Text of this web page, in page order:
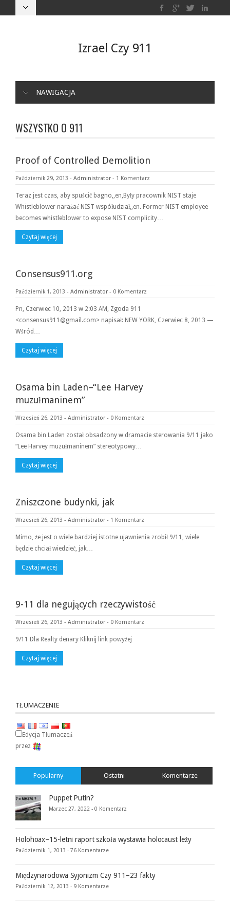
Izrael Czy 911
NAWIGACJA
WSZYSTKO O 911
Proof of Controlled Demolition
Październik 29, 2013 - Administrator - 1 Komentarz
Teraz jest czas, aby spuścić bagno,,en,Były pracownik NIST staje
Whistleblower narażać NIST współudział,,en. Former NIST employee
becomes whistleblower to expose NIST complicity…
Czytaj więcej
Consensus911.org
Październik 1, 2013 - Administrator - 0 Komentarz
Pn, Czerwiec 10, 2013 w 2:03 AM, Zgoda 911
<consensus911@gmail.com> napisał: NEW YORK, Czerwiec 8, 2013 —
Wśród…
Czytaj więcej
Osama bin Laden–“Lee Harvey
muzułmaninem”
Wrzesień 26, 2013 - Administrator - 0 Komentarz
Osama bin Laden został obsadzony w dramacie sterowania 9/11 jako
“Lee Harvey muzułmaninem” stereotypowy…
Czytaj więcej
Zniszczone budynki, jak
Wrzesień 26, 2013 - Administrator - 1 Komentarz
Mimo, że jest o wiele bardziej istotne ujawnienia zrobił 9/11, wiele
będzie chciał wiedzieć, jak…
Czytaj więcej
9-11 dla negujących rzeczywistość
Wrzesień 26, 2013 - Administrator - 0 Komentarz
9/11 Dla Realty denary Kliknij link powyżej
Czytaj więcej
TŁUMACZENIE
Edycja Tłumaczeń
przez
Popularny Ostatni Komentarze
Puppet Putin?
Marzec 27, 2022 - 0 Komentarz
Holohoax–15-letni raport szkoła wystawia holocaust leży
Październik 1, 2013 - 76 Komentarze
Międzynarodowa Syjonizm Czy 911–23 fakty
Październik 12, 2013 - 9 Komentarze